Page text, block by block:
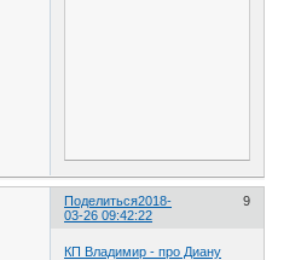
Поделиться 9
2018-
03-26 09:42:22
КП Владимир - про Диану